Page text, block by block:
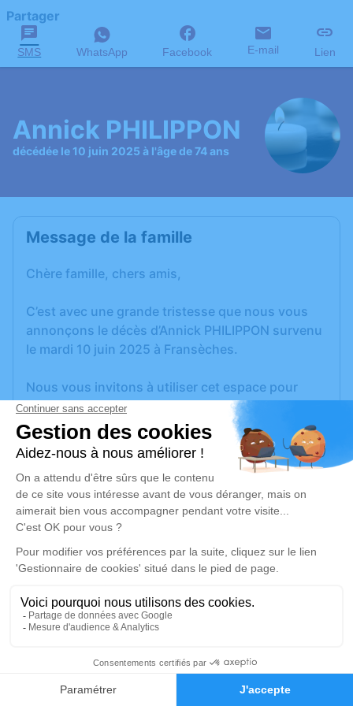
Faire-part Hommages
Partager
SMS WhatsApp Facebook E-mail Lien
Annick PHILIPPON
décédée le 10 juin 2025 à l'âge de 74 ans
Message de la famille
Chère famille, chers amis,
C’est avec une grande tristesse que nous vous
annonçons le décès d’Annick PHILIPPON survenu
le mardi 10 juin 2025 à Fransèches.
Nous vous invitons à utiliser cet espace pour
laisser vos condoléances, partager des photos
souvenirs, une anecdote ou exprimer vos
pensées à travers des poèmes ou des textes. Cet
endroit est un lieu d'expression dédié à honorer la
mémoire d’Annick PHILIPPON.
Un service de plantation d’arbre hommage est
disponible ici
Cérémonie religieuse
Église Saint Denis de Fransèches
Route de la Feyte